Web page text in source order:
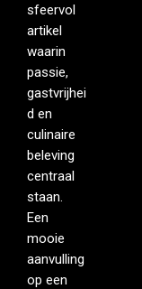
sfeervol
artikel
waarin
passie,
gastvrijhei
d en
culinaire
beleving
centraal
staan.
Een
mooie
aanvulling
op een